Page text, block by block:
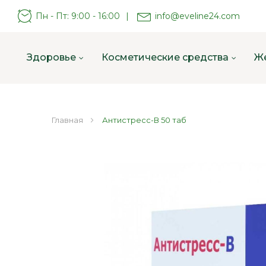
Пн - Пт: 9:00 - 16:00 | info@eveline24.com
Здоровье Косметические средства
Главная Антистресс-В 50 таб